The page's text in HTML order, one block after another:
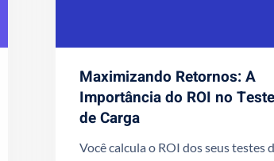
Maximizando Retornos: A
Importância do ROI no Teste
de Carga
Você calcula o ROI dos seus testes